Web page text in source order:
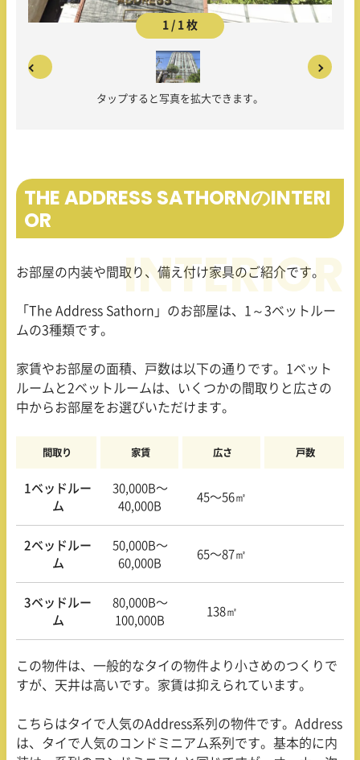
1 / 1 枚
タップすると写真を拡大できます。
THE ADDRESS SATHORNのINTERI
OR
お部屋の内装や間取り、備え付け家具のご紹介です。
「The Address Sathorn」のお部屋は、 1 ～ 3ベットルー
ムの3種類です。
家賃やお部屋の面積、戸数は以下の通りです。1ベット
ルームと2ベットルームは、いくつかの間取りと広さの
中からお部屋をお選びいただけます。
間取り 家賃 広さ 戸数
1ベッドルー
ム
30,000B〜
40,000B
45〜56㎡
2ベッドルー
ム
50,000B〜
60,000B
65〜87㎡
3ベッドルー
ム
80,000B〜
100,000B
138㎡
この物件は、一般的なタイの物件より小さめのつくりで
すが、天井は高いです。家賃は抑えられています。
こちらはタイで人気のAddress系列の物件です。 Address
は、タイで人気のコンドミニアム系列です。基本的に内